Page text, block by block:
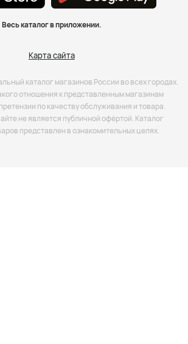
Весь каталог в приложении.
Карта сайта
каталог магазинов России во всех городах.
отношения к представленным магазинам
по качеству обслуживания и товара.
не является публичной офёртой. Каталог
представлен в ознакомительных целях.